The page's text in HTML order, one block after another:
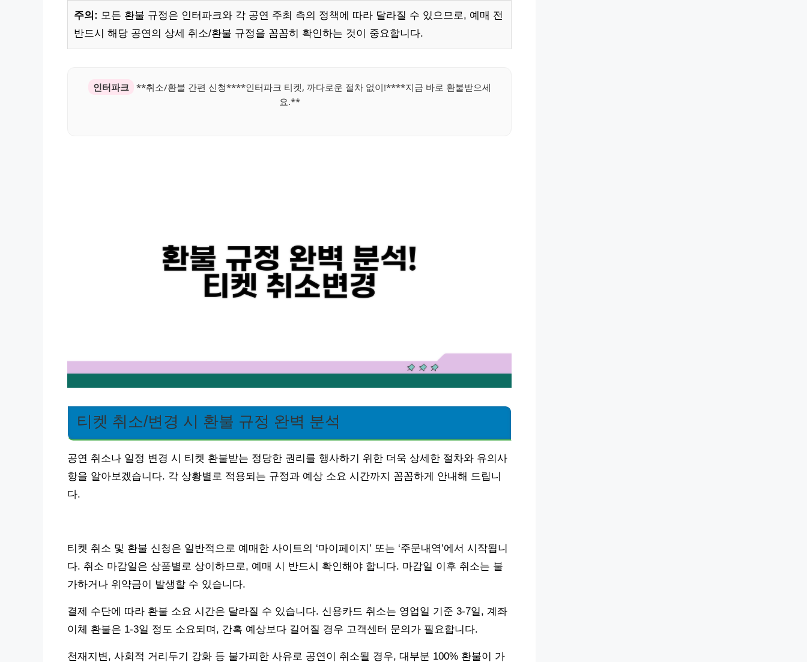
주의: 모든 환불 규정은 인터파크와 각 공연 주최 측의 정책에 따라 달라질 수 있으므로, 예매 전
반드시 해당 공연의 상세 취소/환불 규정을 꼼꼼히 확인하는 것이 중요합니다.
인터파크
**취소/환불 간편 신청****인터파크 티켓, 까다로운 절차 없이!****지금 바로 환불받으세
요.**
티켓 취소/변경 시 환불 규정 완벽 분석
공연 취소나 일정 변경 시 티켓 환불받는 정당한 권리를 행사하기 위한 더욱 상세한 절차와 유의사
항을 알아보겠습니다. 각 상황별로 적용되는 규정과 예상 소요 시간까지 꼼꼼하게 안내해 드립니
다.
티켓 취소 및 환불 신청은 일반적으로 예매한 사이트의 ‘마이페이지’ 또는 ‘주문내역’에서 시작됩니
다. 취소 마감일은 상품별로 상이하므로, 예매 시 반드시 확인해야 합니다. 마감일 이후 취소는 불
가하거나 위약금이 발생할 수 있습니다.
결제 수단에 따라 환불 소요 시간은 달라질 수 있습니다. 신용카드 취소는 영업일 기준 3-7일, 계좌
이체 환불은 1-3일 정도 소요되며, 간혹 예상보다 길어질 경우 고객센터 문의가 필요합니다.
천재지변, 사회적 거리두기 강화 등 불가피한 사유로 공연이 취소될 경우, 대부분 100% 환불이 가